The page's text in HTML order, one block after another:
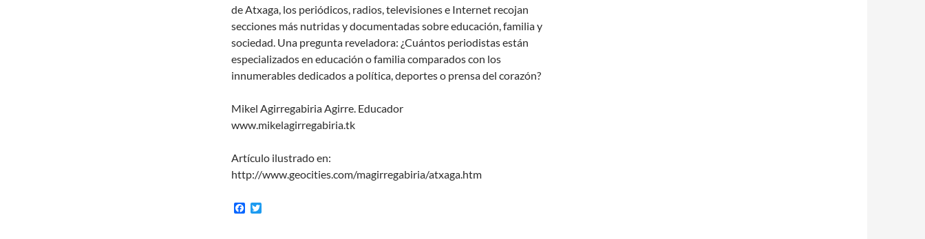
de Atxaga, los periódicos, radios, televisiones e Internet recojan
secciones más nutridas y documentadas sobre educación, familia y
sociedad. Una pregunta reveladora: ¿Cuántos periodistas están
especializados en educación o familia comparados con los
innumerables dedicados a política, deportes o prensa del corazón?
Mikel Agirregabiria Agirre. Educador
www.mikelagirregabiria.tk
Artículo ilustrado en:
http://www.geocities.com/magirregabiria/atxaga.htm
F